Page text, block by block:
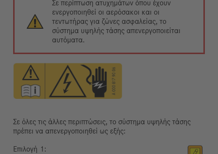
Σε περίπτωση ατυχημάτων όπου έχουν
ενεργοποιηθεί οι αερόσακοι και οι
τεντωτήρας για ζώνες ασφαλείας, το
σύστημα υψηλής τάσης απενεργοποιείται
αυτόματα.
Σε όλες τις άλλες περιπτώσεις, το σύστημα υψηλής τάσης
πρέπει να απενεργοποιηθεί ως εξής:
Επιλογή